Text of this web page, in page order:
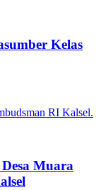
Kelas
Muara